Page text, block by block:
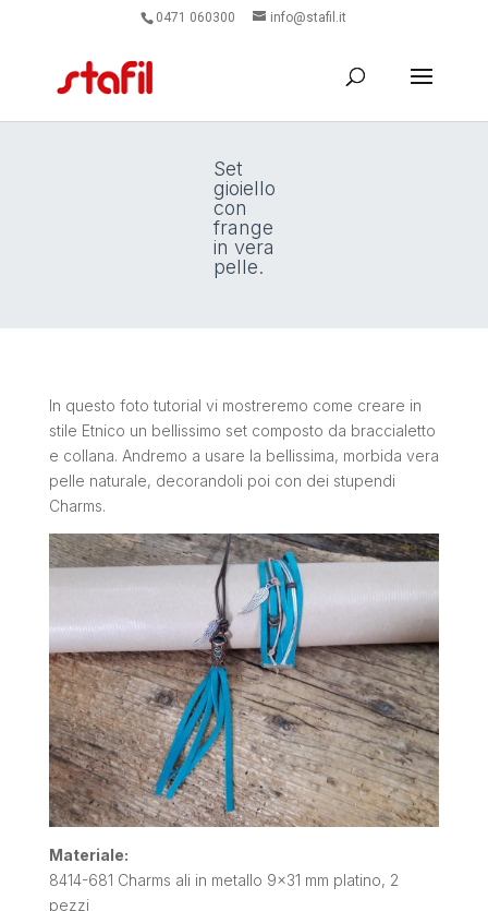
0471 060300 info@stafil.it
Set
gioiello
con
frange
in vera
pelle.
In questo foto tutorial vi mostreremo come creare in
stile Etnico un bellissimo set composto da braccialetto
e collana. Andremo a usare la bellissima, morbida vera
pelle naturale, decorandoli poi con dei stupendi
Charms.
Materiale:
8414-681 Charms ali in metallo 9×31 mm platino, 2
pezzi